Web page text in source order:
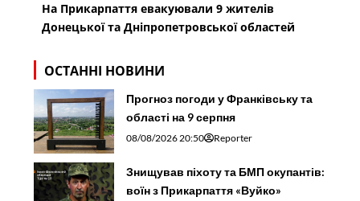
На Прикарпаття евакуювали 9 жителів
Донецької та Дніпропетровської областей
ОСТАННІ НОВИНИ
Прогноз погоди у Франківську та
області на 9 серпня
08/08/2026 20:50 Reporter
Знищував піхоту та БМП окупантів:
воїн з Прикарпаття «Вуйко»